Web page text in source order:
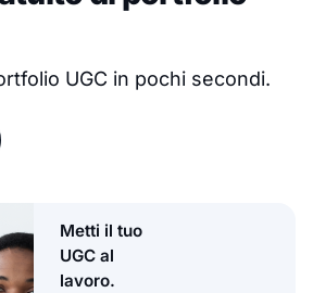
UGC in pochi secondi.
Metti il tuo
UGC al
lavoro.